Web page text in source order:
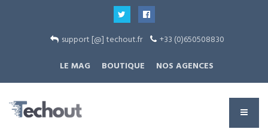
support [@] techout.fr
+33 (0)650508830
LE MAG
BOUTIQUE NOS AGENCES